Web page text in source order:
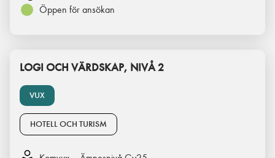
Öppen för ansökan
VUX
LOGI OCH VÄRDSKAP, NIVÅ 2
HOTELL OCH TURISM